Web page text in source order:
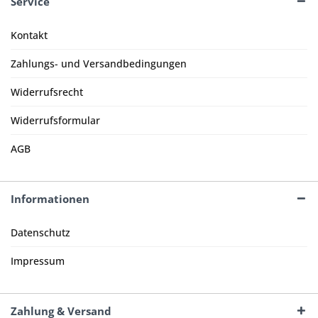
Kontakt
Zahlungs- und Versandbedingungen
Widerrufsrecht
Widerrufsformular
AGB
Informationen
Datenschutz
Impressum
Zahlung & Versand